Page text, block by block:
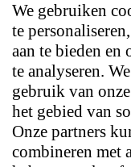
We gebruiken
te
aan te bieden en
te analyseren.
gebruik van
het gebied van
Onze partners
combineren met